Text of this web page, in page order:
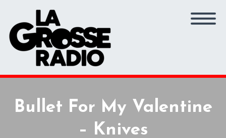
Bullet For My Valentine
– Knives